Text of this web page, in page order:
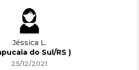
Jéssica L.
do Sul/RS )
25/12/2021